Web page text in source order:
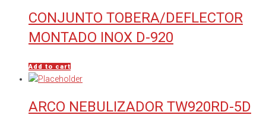
CONJUNTO TOBERA/DEFLECTOR
MONTADO INOX D-920
Add to cart
ARCO NEBULIZADOR TW920RD-5D